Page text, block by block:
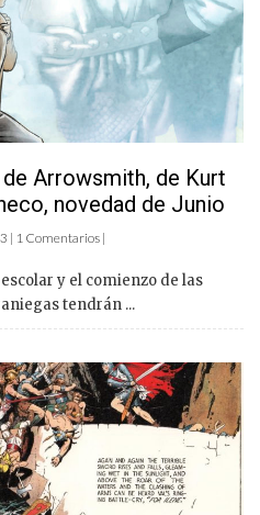
Arrowsmith, de Kurt
novedad de Junio
| 1 Comentarios |
y el comienzo de las
tendrán ...